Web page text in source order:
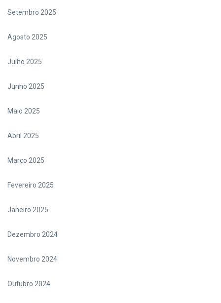
Setembro 2025
Agosto 2025
Julho 2025
Junho 2025
Maio 2025
Abril 2025
Março 2025
Fevereiro 2025
Janeiro 2025
Dezembro 2024
Novembro 2024
Outubro 2024